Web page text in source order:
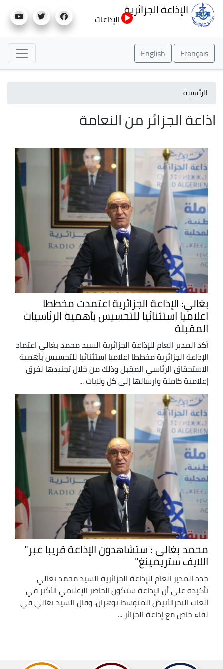
إلى
الإذاعة الجزائرية
الإذاعات
Français
English
الرئيسية
اذاعة الجزائر من النعامة
بغالي: الإذاعة الجزائرية اعتمدت مخططا
اعلاميا استثنائيا للتحسيس بأهمية الرئاسيات
المقبلة
أكد المدير العام للإذاعة الجزائرية السيد محمد بغالي اعتماد
الإذاعة الجزائرية مخططا اعلاميا استثنائيا للتحسيس بأهمية
الاستحقاق الرئاسي المقبل وذلك من خلال تجنيدها لفرق
إعلامية كاملة وارسالها إلى كل ولايات ...
محمد بغالي : ستشاهدون الإذاعة قريبا عبر"
اللايف ستريمينغ"
جدد المدير العام للإذاعة الجزائرية السيد محمد بغالي
تأكيده على أن الإذاعة ستكون الحاضر الإعلامي الأكبر في
العاب البحرالأبيض المتوسط بوهران. وقال السيد بغالي في
لقاء خاص مع إذاعة الجزائر ...